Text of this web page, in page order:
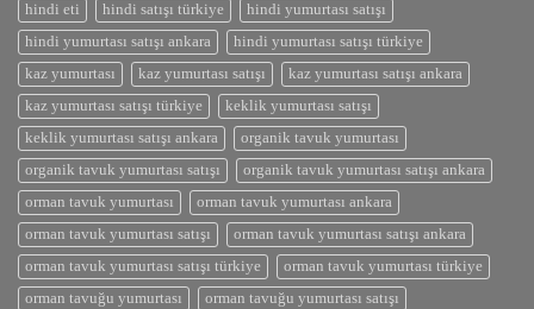
hindi eti
hindi satışı türkiye
hindi yumurtası satışı
hindi yumurtası satışı ankara
hindi yumurtası satışı türkiye
kaz yumurtası
kaz yumurtası satışı
kaz yumurtası satışı ankara
kaz yumurtası satışı türkiye
keklik yumurtası satışı
keklik yumurtası satışı ankara
organik tavuk yumurtası
organik tavuk yumurtası satışı
organik tavuk yumurtası satışı ankara
orman tavuk yumurtası
orman tavuk yumurtası ankara
orman tavuk yumurtası satışı
orman tavuk yumurtası satışı ankara
orman tavuk yumurtası satışı türkiye
orman tavuk yumurtası türkiye
orman tavuğu yumurtası
orman tavuğu yumurtası satışı